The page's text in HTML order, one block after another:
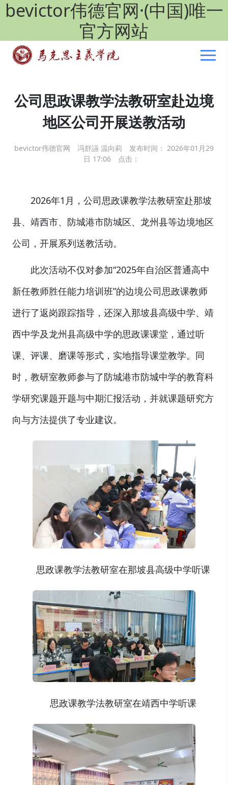
bevictor伟德官网·(中国)唯一
官方网站
公司思政课教学法教研室赴边境
地区公司开展送教活动
bevictor伟德官网 冯舒讌 温向莉
发布时间： 2026年01月29
日 17:06
点击：
2026年1月，公司思政课教学法教研室赴那坡
县、靖西市、防城港市防城区、龙州县等边境地区
公司，开展系列送教活动。
此次活动不仅对参加“2025年自治区普通高中
新任教师胜任能力培训班”的边境公司思政课教师
进行了返岗跟踪指导，还深入那坡县高级中学、靖
西中学及龙州县高级中学的思政课课堂，通过听
课、评课、磨课等形式，实地指导课堂教学。同
时，教研室教师参与了防城港市防城中学的教育科
学研究课题开题与中期汇报活动，并就课题研究方
向与方法提供了专业建议。
思政课教学法教研室在那坡县高级中学听课
思政课教学法教研室在靖西中学听课